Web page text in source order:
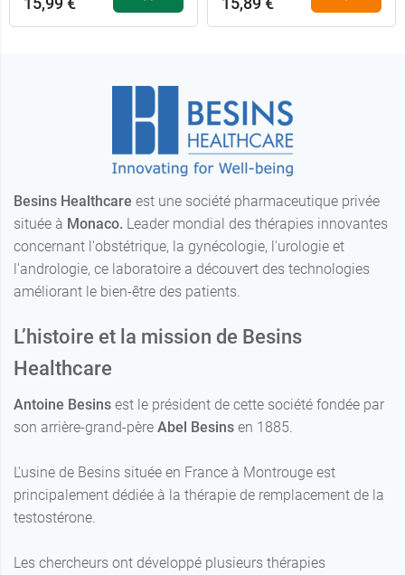
Besins Healthcare est une société pharmaceutique privée
située à Monaco. Leader mondial des thérapies innovantes
concernant l'obstétrique, la gynécologie, l'urologie et
l'andrologie, ce laboratoire a découvert des technologies
améliorant le bien-être des patients.
L’histoire et la mission de Besins
Healthcare
Antoine Besins est le président de cette société fondée par
son arrière-grand-père Abel Besins en 1885.
L'usine de Besins située en France à Montrouge est
principalement dédiée à la thérapie de remplacement de la
testostérone.
Les chercheurs ont développé plusieurs thérapies